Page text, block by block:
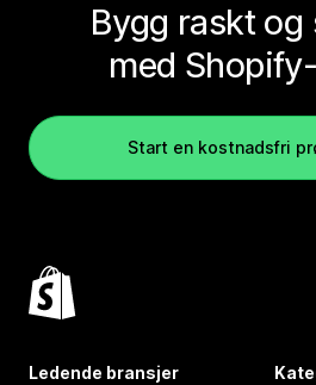
Bygg raskt og
med
Start en kostnadsfri
Ledende bransjer